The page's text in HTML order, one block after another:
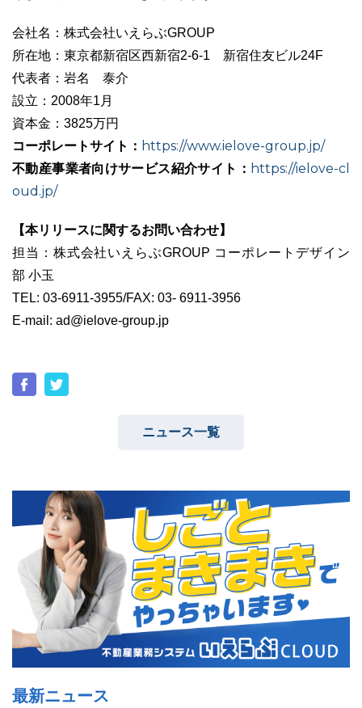
会社名：株式会社いえらぶGROUP
所在地：東京都新宿区西新宿2-6-1 新宿住友ビル24F
代表者：岩名 泰介
設立：2008年1月
資本金：3825万円
コーポレートサイト： https://www.ielove-group.jp/
不動産事業者向けサービス紹介サイト： https://ielove-cl
oud.jp/
【本リリースに関するお問い合わせ】
担当：株式会社いえらぶGROUP コーポレートデザイン
部 小玉
TEL: 03-6911-3955/FAX: 03- 6911-3956
E-mail: ad@ielove-group.jp
ニュース一覧
最新ニュース